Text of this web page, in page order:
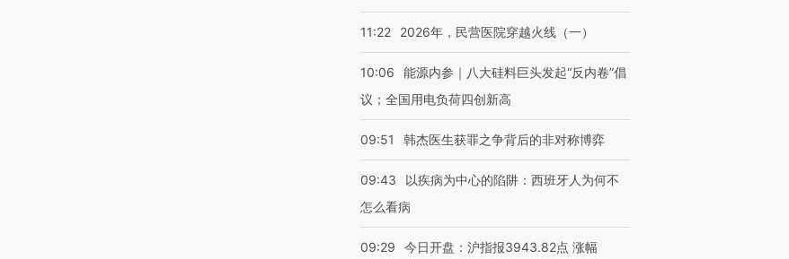
11:22 2026年，民营医院穿越火线（一）
10:06
能源内参｜八大硅料巨头发起“反内卷”倡
议；全国用电负荷四创新高
09:51 韩杰医生获罪之争背后的非对称博弈
09:43
以疾病为中心的陷阱：西班牙人为何不
怎么看病
09:29
今日开盘：沪指报3943.82点 涨幅